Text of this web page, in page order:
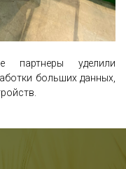
партнеры уделили
больших данных,